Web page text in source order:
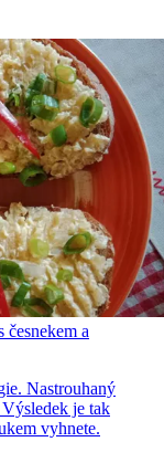
a
Nastrouhaný
je tak
vyhnete.